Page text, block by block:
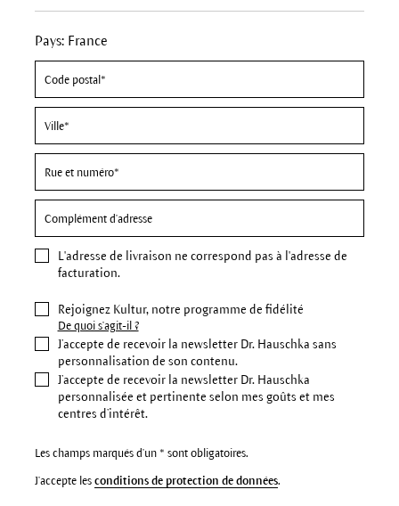
Pays: France
L'adresse de livraison ne correspond pas à l'adresse de
facturation.
Rejoignez Kultur, notre programme de fidélité
De quoi s'agit-il ?
J’accepte de recevoir la newsletter Dr. Hauschka sans
personnalisation de son contenu.
J’accepte de recevoir la newsletter Dr. Hauschka
personnalisée et pertinente selon mes goûts et mes
centres d’intérêt.
Les champs marqués d'un * sont obligatoires.
J'accepte les conditions de protection de données.